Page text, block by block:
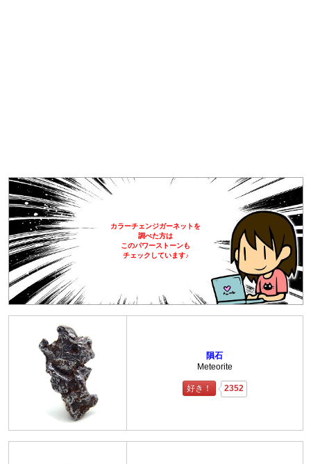
カラーチェンジガーネットを
調べた方は
このパワーストーンも
チェックしています♪
隕石
Meteorite
好き！ 2352